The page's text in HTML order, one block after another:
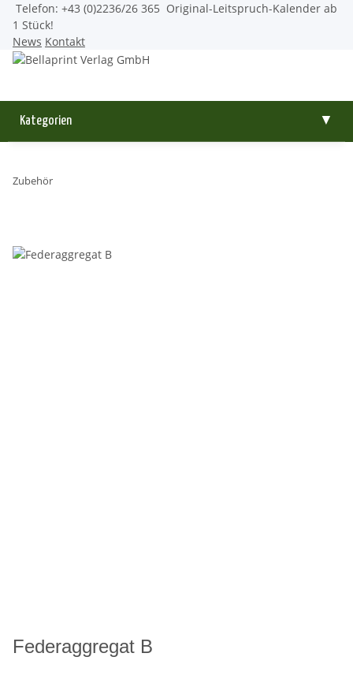
Telefon: +43 (0)2236/26 365 Original-Leitspruch-Kalender ab
1 Stück!
News Kontakt
Kategorien ▼
Zubehör
Federaggregat B